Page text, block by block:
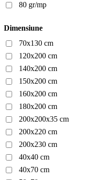
80 gr/mp
Dimensiune
70x130 cm
120x200 cm
140x200 cm
150x200 cm
160x200 cm
180x200 cm
200x200x35 cm
200x220 cm
200x230 cm
40x40 cm
40x70 cm